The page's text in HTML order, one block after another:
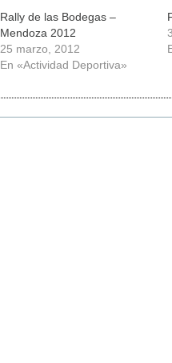
Rally de las Bodegas –
Mendoza 2012
25 marzo, 2012
En «Actividad Deportiva»